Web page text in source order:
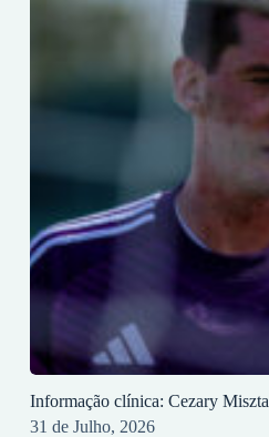
Informação clínica: Cezary Miszta
31 de Julho, 2026